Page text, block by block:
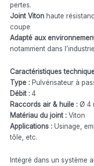
pertes.
Joint Viton haute
coupe
Adapté aux
notamment dans
Caractéristiques
Type : Pulvérisateur à
Débit : 4
Raccords air & huile : Ø 4
Matériau du joint : Viton
Applications : Usinage,
tôle, etc.
Intégré dans un système